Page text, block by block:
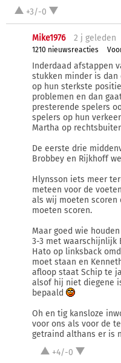
+3/-0
Mike1976 2 j geleden
1210 nieuwsreacties
Inderdaad afstappen
stukken minder is
op hun sterkste
problemen en dan
presterende spelers
spelers op hun
Martha op
De eerste drie
Brobbey en Rijkhoff
Hlynsson iets meer
meteen voor de
als wij moeten scoren
moeten scoren.
Maar goed wie
3-3 met waarschijnlijk
Hato op linksback
moet staan en
afloop staat Schip te
alsof hij niet diegene
bepaald
Oh en tig kansloze
voor ons als voor de
getraind althans er is
+4/-0